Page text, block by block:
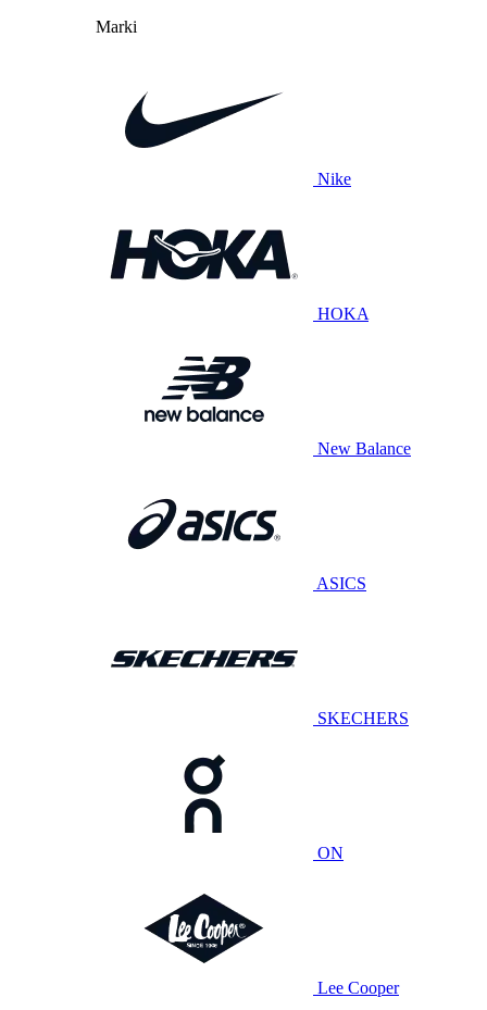
Marki
Nike
HOKA
New Balance
ASICS
SKECHERS
ON
Lee Cooper